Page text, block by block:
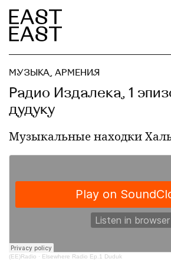
МУЗЫКА, АРМЕНИЯ
Радио Издалека, 1
дудуку
Музыкальные находки
(EE)Radio · Elsewhere Radio Ep.1 Duduk